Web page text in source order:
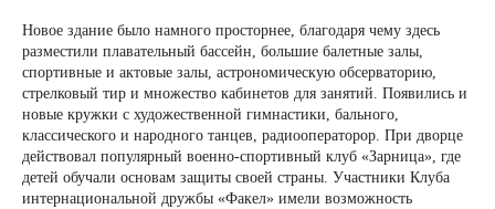
Новое здание было намного просторнее, благодаря чему здесь
разместили плавательный бассейн, большие балетные залы,
спортивные и актовые залы, астрономическую обсерваторию,
стрелковый тир и множество кабинетов для занятий. Появились и
новые кружки с художественной гимнастики, бального,
классического и народного танцев, радиооператорор. При дворце
действовал популярный военно-спортивный клуб «Зарница», где
детей обучали основам защиты своей страны. Участники Клуба
интернациональной дружбы «Факел» имели возможность